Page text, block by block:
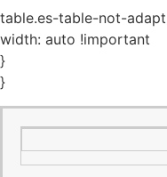
table.es-table-not-
width: auto !important
}
}